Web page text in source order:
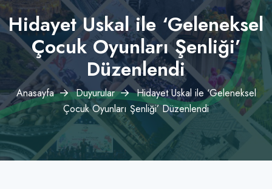
Hidayet Uskal ile ‘Geleneksel
Çocuk Oyunları Şenliği’
Düzenlendi
Anasayfa Duyurular
Hidayet Uskal ile ‘Geleneksel
Çocuk Oyunları Şenliği’ Düzenlendi